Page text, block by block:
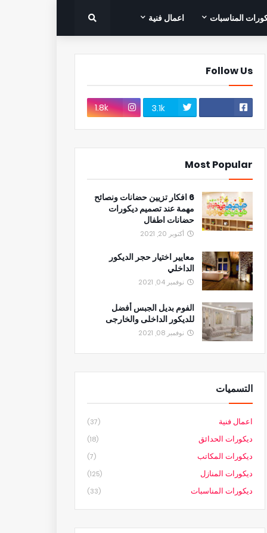
المناسبات اعمال فنية
Follow Us
3.1k
1.8k
Most Popular
6 افكار تزيين حضانات ونصائح
مهمة عند تصميم ديكورات
حضانات اطفال
أكتوبر 20, 2021
معايير اختيار حجر الديكور
الداخلي
نوفمبر 04, 2021
الفوم بديل الجبس أفضل
للديكور الداخلى والخارجى
نوفمبر 08, 2021
التسميات
اعمال فنية (37)
ديكورات الحدائق (18)
ديكورات المكاتب (7)
ديكورات المنازل (125)
ديكورات المناسبات (33)